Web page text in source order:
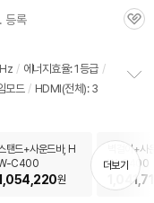
등록
관
/ 에너지효율: 1등급 /
모드 / HDMI(전체): 3
치
기
탠드+사운드바, H
C400
원
벽걸이+사
W-C400
더보기